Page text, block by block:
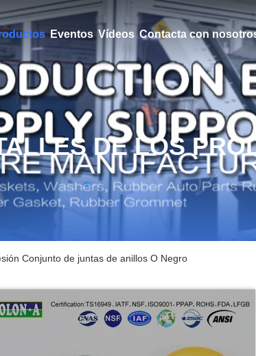
Eventos Vídeos Contacta con
DE LOS
Conjunto de juntas de anillos O Negro